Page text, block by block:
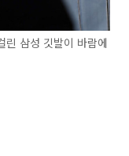
삼성 깃발이 바람에